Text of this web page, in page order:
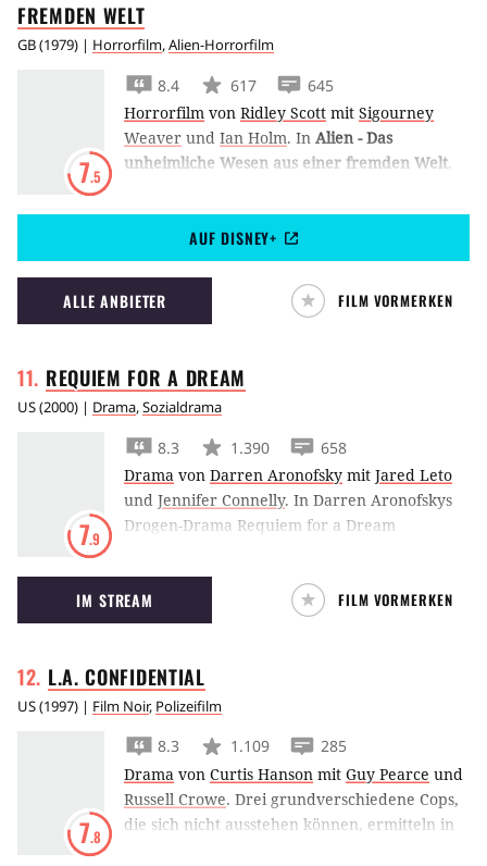
FREMDEN WELT
GB(1979) | Horrorfilm,Alien-Horrorfilm
7.5
8.4 617
645
Horrorfilm von Ridley Scott mit Sigourney
Weaver und Ian Holm. In Alien - Das
unheimliche Wesen aus einer fremden Welt,
Besatzung des Weltraumfrachtschiffs
Nostromo bei einer Zwischenlandung einen
blinden Passagier mit Säureblut und großem
AUF DISNEY+
ALLE ANBIETER FILM VORMERKEN
REQUIEM FOR A DREAM
US(2000) | Drama,Sozialdrama
7.9
8.3 1.390
658
Drama von Darren Aronofsky mit Jared Leto
und Jennifer Connelly. In Darren Aronofskys
Drogen-Drama Requiem for a Dream
einer Abwärtsspirale aus Sucht und
Hilflosigkeit.
IM STREAM FILM VORMERKEN
L.A.CONFIDENTIAL
US(1997) | Film Noir, Polizeifilm
7.8
8.3 1.109
285
Drama von Curtis Hanson mit Guy Pearce und
Russell Crowe. Drei grundverschiedene Cops,
die sich nicht ausstehen können, ermitteln in